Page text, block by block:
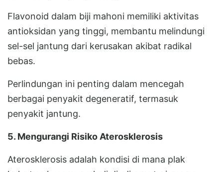
Flavonoid dalam biji mahoni memiliki aktivitas
antioksidan yang tinggi, membantu melindungi
sel-sel jantung dari kerusakan akibat radikal
bebas.
Perlindungan ini penting dalam mencegah
berbagai penyakit degeneratif, termasuk
penyakit jantung.
5. Mengurangi Risiko Aterosklerosis
Aterosklerosis adalah kondisi di mana plak